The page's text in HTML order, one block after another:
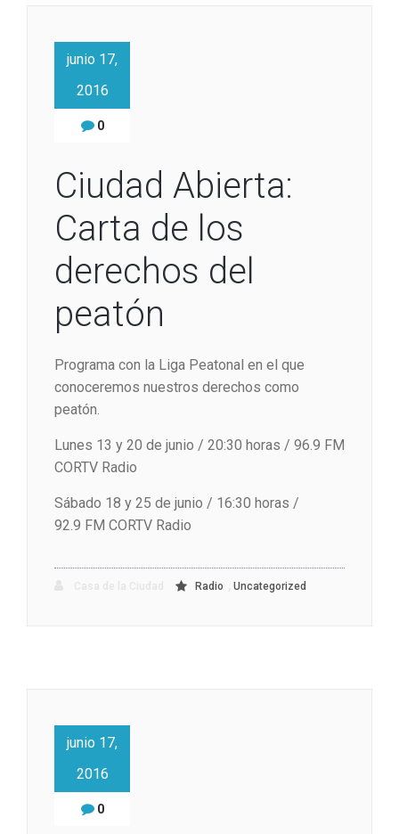
junio 17,
2016
0
Ciudad Abierta:
Carta de los
derechos del
peatón
Programa con la Liga Peatonal en el que
conoceremos nuestros derechos como
peatón.
Lunes 13 y 20 de junio / 20:30 horas / 96.9 FM
CORTV Radio
Sábado 18 y 25 de junio / 16:30 horas /
92.9 FM CORTV Radio
Radio Uncategorized
junio 17,
2016
0